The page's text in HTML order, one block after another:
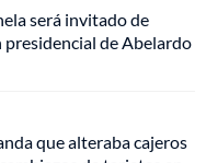
será invitado de
presidencial de Abelardo
que alteraba cajeros